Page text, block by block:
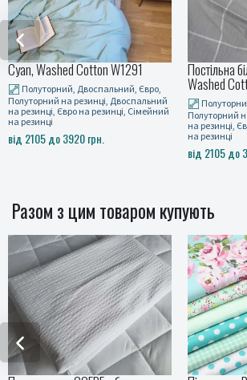
W1291
Євро,
Двоспальний
Сімейний
Постільна білизна Gray plaid,
Washed Cotton
Полуторний, Двоспальний, Євро,
Полуторний на резинці, Двоспальний
на резинці, Євро на резинці, Сімейний
на резинці
Разом з цим товаром купують